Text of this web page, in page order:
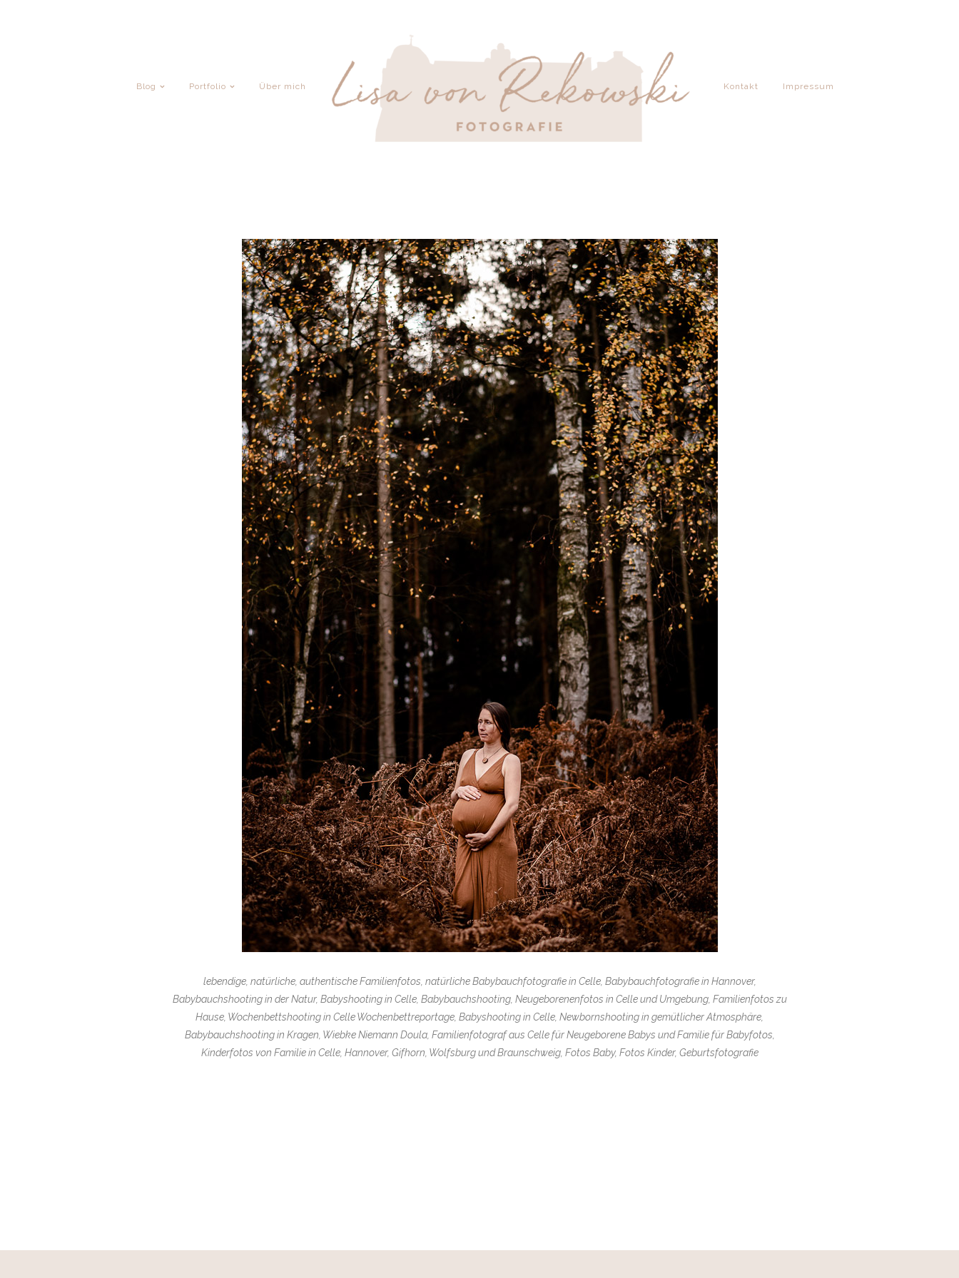
Blog Portfolio Über mich Kontakt Impressum
lebendige, natürliche, authentische Familienfotos, natürliche Babybauchfotografie in Celle, Babybauchfotografie in Hannover,
Babybauchshooting in der Natur, Babyshooting in Celle, Babybauchshooting, Neugeborenenfotos in Celle und Umgebung, Familienfotos zu
Hause, Wochenbettshooting in Celle Wochenbettreportage, Babyshooting in Celle, Newbornshooting in gemütlicher Atmosphäre,
Babybauchshooting in Kragen, Wiebke Niemann Doula, Familienfotograf aus Celle für Neugeborene Babys und Familie für Babyfotos,
Kinderfotos von Familie in Celle, Hannover, Gifhorn, Wolfsburg und Braunschweig, Fotos Baby, Fotos Kinder, Geburtsfotografie